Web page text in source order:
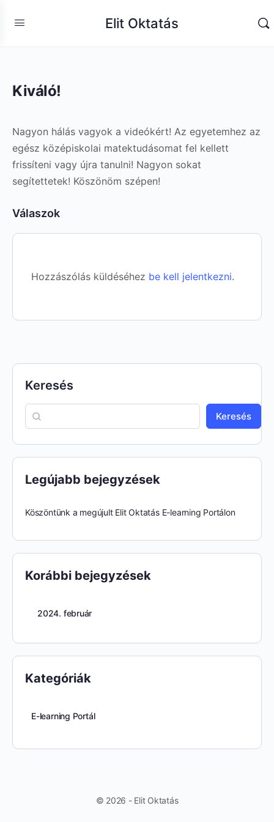
Elit Oktatás
Kiváló!
Nagyon hálás vagyok a videókért! Az egyetemhez az
egész középiskolai matektudásomat fel kellett
frissíteni vagy újra tanulni! Nagyon sokat
segítettetek! Köszönöm szépen!
Válaszok
Hozzászólás küldéséhez be kell jelentkezni.
Keresés
Keresés
Legújabb bejegyzések
Köszöntünk a megújult Elit Oktatás E-learning Portálon
Korábbi bejegyzések
2024. február
Kategóriák
E-learning Portál
© 2026 - Elit Oktatás